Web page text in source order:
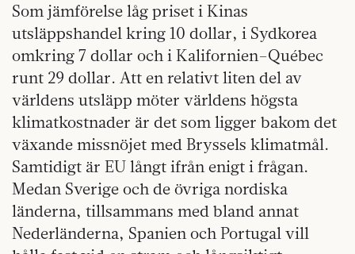
Som jämförelse låg priset i Kinas
utsläppshandel kring 10 dollar, i Sydkorea
omkring 7 dollar och i Kalifornien–Québec
runt 29 dollar. Att en relativt liten del av
världens utsläpp möter världens högsta
klimatkostnader är det som ligger bakom det
växande missnöjet med Bryssels klimatmål.
Samtidigt är EU långt ifrån enigt i frågan.
Medan Sverige och de övriga nordiska
länderna, tillsammans med bland annat
Nederländerna, Spanien och Portugal vill